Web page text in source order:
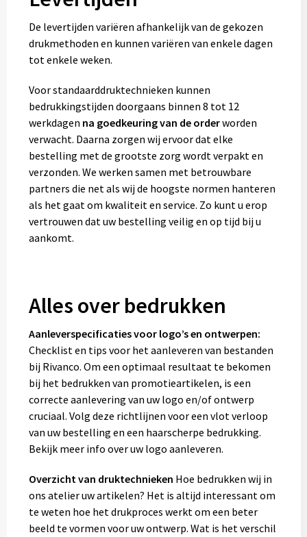
De levertijden variëren afhankelijk van de gekozen
drukmethoden en kunnen variëren van enkele dagen
tot enkele weken.
Voor standaarddruktechnieken kunnen
bedrukkingstijden doorgaans binnen 8 tot 12
werkdagen na goedkeuring van de orderworden
verwacht. Daarna zorgen wij ervoor dat elke
bestelling met de grootste zorg wordt verpakt en
verzonden. We werken samen met betrouwbare
partners die net als wij de hoogste normen hanteren
als het gaat om kwaliteit en service. Zo kunt u erop
vertrouwen dat uw bestelling veilig en op tijd bij u
aankomt.
Alles over bedrukken
Aanleverspecificaties voor logo’s en ontwerpen:
Checklist en tips voor het aanleveren van bestanden
bij Rivanco. Om een optimaal resultaat te bekomen
bij het bedrukken van promotieartikelen, is een
correcte aanlevering van uw logo en/of ontwerp
cruciaal. Volg deze richtlijnen voor een vlot verloop
van uw bestelling en een haarscherpe bedrukking.
Bekijk meer info over uw logo aanleveren.
Overzicht van druktechnieken Hoe bedrukken wij in
ons atelier uw artikelen? Het is altijd interessant om
te weten hoe het drukproces werkt om een beter
beeld te vormen voor uw ontwerp. Wat is het verschil